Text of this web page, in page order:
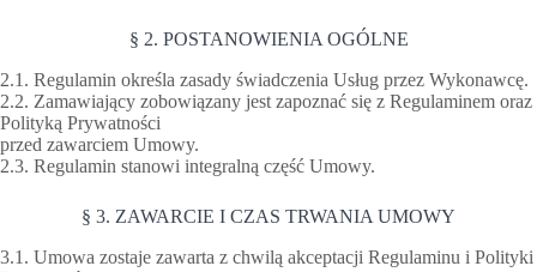
§ 2. POSTANOWIENIA OGÓLNE
2.1. Regulamin określa zasady świadczenia Usług przez Wykonawcę.
2.2. Zamawiający zobowiązany jest zapoznać się z Regulaminem oraz
Polityką Prywatności
przed zawarciem Umowy.
2.3. Regulamin stanowi integralną część Umowy.
§ 3. ZAWARCIE I CZAS TRWANIA UMOWY
3.1. Umowa zostaje zawarta z chwilą akceptacji Regulaminu i Polityki